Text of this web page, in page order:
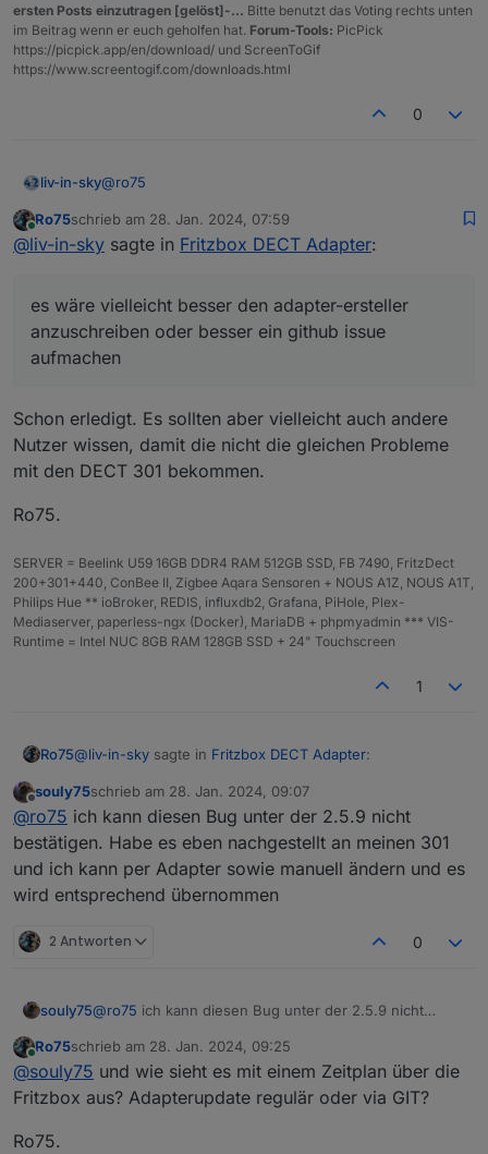
ersten Posts einzutragen [gelöst]-... Bitte benutzt das Voting rechts unten
im Beitrag wenn er euch geholfen hat. Forum-Tools: PicPick
https://picpick.app/en/download/ und ScreenToGif
https://www.screentogif.com/downloads.html
0
liv-in-sky@ro75
es wäre vielleicht besser den adapter-ersteller
anzuschreiben oder besser ein github issue
@foxthefox scheint da evtl etwas mehr zu wissen
Online
Ro75schrieb am 28. Jan. 2024, 07:59
zuletzt editiert von
@liv-in-sky sagte in Fritzbox DECT Adapter:
es wäre vielleicht besser den adapter-ersteller
anzuschreiben oder besser ein github issue
aufmachen
Schon erledigt. Es sollten aber vielleicht auch andere
Nutzer wissen, damit die nicht die gleichen Probleme
mit den DECT 301 bekommen.
Ro75.
SERVER = Beelink U59 16GB DDR4 RAM 512GB SSD, FB 7490, FritzDect
200+301+440, ConBee II, Zigbee Aqara Sensoren + NOUS A1Z, NOUS A1T,
Philips Hue ** ioBroker, REDIS, influxdb2, Grafana, PiHole, Plex-
Mediaserver, paperless-ngx (Docker), MariaDB + phpmyadmin *** VIS-
Runtime = Intel NUC 8GB RAM 128GB SSD + 24" Touchscreen
1
Ro75@liv-in-sky sagte in Fritzbox DECT Adapter:
es wäre vielleicht besser den adapter-ersteller
anzuschreiben oder besser ein github issue
aufmachen
Schon erledigt. Es sollten aber vielleicht auch andere
Nutzer wissen, damit die nicht die gleichen Probleme mit
den DECT 301 bekommen.
Ro75.
Offline
souly75schrieb am 28. Jan. 2024, 09:07
zuletzt editiert von
@ro75 ich kann diesen Bug unter der 2.5.9 nicht
bestätigen. Habe es eben nachgestellt an meinen 301
und ich kann per Adapter sowie manuell ändern und es
wird entsprechend übernommen
2 Antworten 0
souly75@ro75 ich kann diesen Bug unter der 2.5.9 nicht
und ich kann per Adapter sowie manuell ändern und
es wird entsprechend übernommen
Online
Ro75schrieb am 28. Jan. 2024, 09:25
zuletzt editiert von
@souly75 und wie sieht es mit einem Zeitplan über die
Fritzbox aus? Adapterupdate regulär oder via GIT?
Ro75.